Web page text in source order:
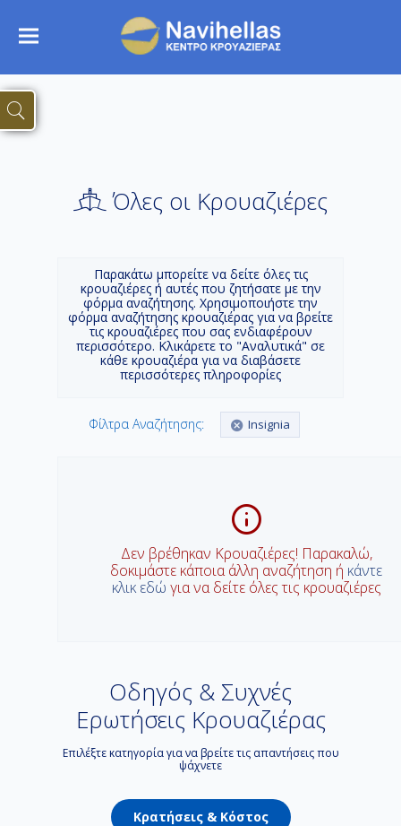
Όλες οι Κρουαζιέρες
Παρακάτω μπορείτε να δείτε όλες τις
κρουαζιέρες ή αυτές που ζητήσατε με την
φόρμα αναζήτησης. Χρησιμοποιήστε την
φόρμα αναζήτησης κρουαζιέρας για να βρείτε
τις κρουαζιέρες που σας ενδιαφέρουν
περισσότερο. Κλικάρετε το "Αναλυτικά" σε
κάθε κρουαζιέρα για να διαβάσετε
περισσότερες πληροφορίες
Φίλτρα Αναζήτησης: Insignia
Δεν βρέθηκαν Κρουαζιέρες! Παρακαλώ,
δοκιμάστε κάποια άλλη αναζήτηση ή κάντε
κλικ εδώ για να δείτε όλες τις κρουαζιέρες
Οδηγός & Συχνές
Ερωτήσεις Κρουαζιέρας
Επιλέξτε κατηγορία για να βρείτε τις απαντήσεις που
ψάχνετε
Κρατήσεις & Κόστος